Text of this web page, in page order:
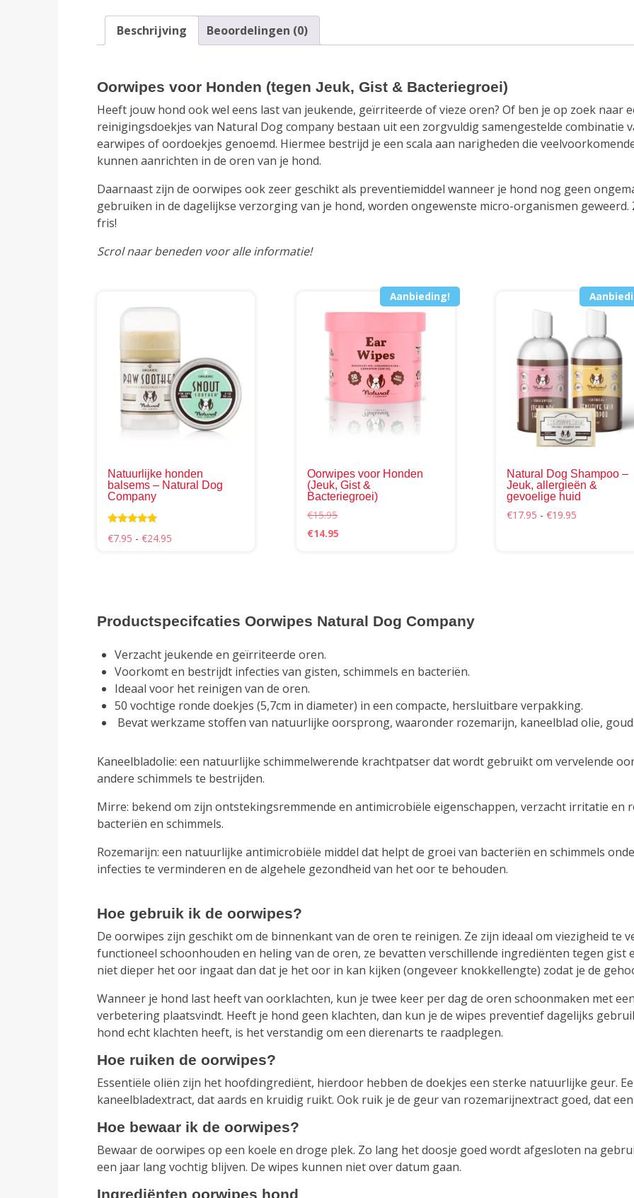
Beschrijving Beoordelingen (0)
Oorwipes voor Honden (tegen Jeuk, Gist & Bacteriegroei)
Heeft jouw hond ook wel eens last van jeukende, geïrriteerde of vieze oren? Of ben je op zoek naar
reinigingsdoekjes van Natural Dog company bestaan uit een zorgvuldig samengestelde combinatie
earwipes of oordoekjes genoemd. Hiermee bestrijd je een scala aan narigheden die
kunnen aanrichten in de oren van je hond.
Daarnaast zijn de oorwipes ook zeer geschikt als preventiemiddel wanneer je hond nog geen
gebruiken in de dagelijkse verzorging van je hond, worden ongewenste micro-organismen
fris!
Scrol naar beneden voor alle informatie!
Natuurlijke honden
balsems – Natural Dog
Company
5.00
€7.95 - €24.95
productpagina
Aanbieding!
Oorwipes voor Honden
(Jeuk, Gist &
Bacteriegroei)
€15.95
Oorspronkelijke
€14.95
Natural Dog Shampoo –
Jeuk, allergieën &
gevoelige huid
€17.95 - €19.95
Productspecifcaties Oorwipes Natural Dog Company
Verzacht jeukende en geïrriteerde oren.
Voorkomt en bestrijdt infecties van gisten, schimmels en bacteriën.
Ideaal voor het reinigen van de oren.
50 vochtige ronde doekjes (5,7cm in diameter) in een compacte, hersluitbare verpakking.
Bevat werkzame stoffen van natuurlijke oorsprong, waaronder rozemarijn, kaneelblad olie,
Kaneelbladolie: een natuurlijke schimmelwerende krachtpatser dat wordt gebruikt om vervelende
andere schimmels te bestrijden.
Mirre: bekend om zijn ontstekingsremmende en antimicrobiële eigenschappen, verzacht irritatie
bacteriën en schimmels.
Rozemarijn: een natuurlijke antimicrobiële middel dat helpt de groei van bacteriën en schimmels
infecties te verminderen en de algehele gezondheid van het oor te behouden.
Hoe gebruik ik de oorwipes?
De oorwipes zijn geschikt om de binnenkant van de oren te reinigen. Ze zijn ideaal om viezigheid te
functioneel schoonhouden en heling van de oren, ze bevatten verschillende ingrediënten tegen gist
niet dieper het oor ingaat dan dat je het oor in kan kijken (ongeveer knokkellengte) zodat je de
Wanneer je hond last heeft van oorklachten, kun je twee keer per dag de oren schoonmaken met
verbetering plaatsvindt. Heeft je hond geen klachten, dan kun je de wipes preventief dagelijks
hond echt klachten heeft, is het verstandig om een dierenarts te raadplegen.
Hoe ruiken de oorwipes?
Essentiële oliën zijn het hoofdingrediënt, hierdoor hebben de doekjes een sterke natuurlijke geur.
kaneelbladextract, dat aards en kruidig ​​ruikt. Ook ruik je de geur van rozemarijnextract goed, dat
Hoe bewaar ik de oorwipes?
Bewaar de oorwipes op een koele en droge plek. Zo lang het doosje goed wordt afgesloten na
een jaar lang vochtig blijven. De wipes kunnen niet over datum gaan.
Ingrediënten oorwipes hond